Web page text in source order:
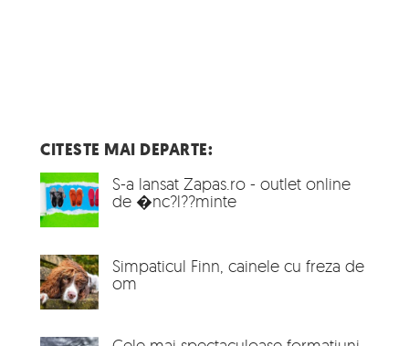
CITESTE MAI DEPARTE:
S-a lansat Zapas.ro - outlet online
de �nc?l??minte
Simpaticul Finn, cainele cu freza de
om